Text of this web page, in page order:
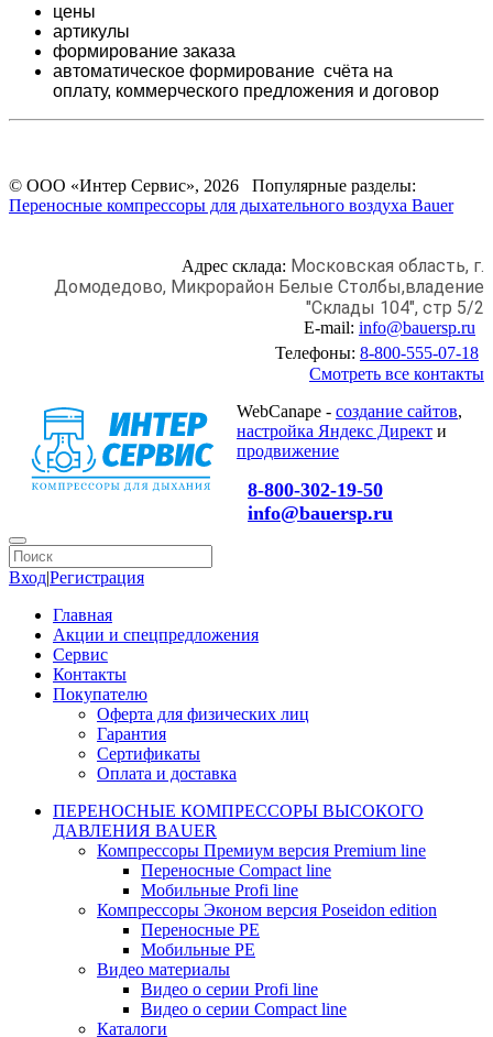
цены
артикулы
формирование заказа
автоматическое формирование счёта на
оплату, коммерческого предложения и договор
© ООО «Интер Сервис», 2026 Популярные разделы:
Переносные компрессоры для дыхательного воздуха Bauer
Адрес склада: Московская область, г.
Домодедово, Микрорайон Белые Столбы,владение
"Склады 104", стр 5/2
E-mail: info@bauersp.ru
Телефоны: 8-800-555-07-18
Смотреть все контакты
WebCanape - создание сайтов,
настройка Яндекс Директ и
продвижение
8-800-302-19-50
info@bauersp.ru
Вход|Регистрация
Главная
Акции и спецпредложения
Сервис
Контакты
Покупателю
Оферта для физических лиц
Гарантия
Сертификаты
Оплата и доставка
ПЕРЕНОСНЫЕ КОМПРЕССОРЫ ВЫСОКОГО
ДАВЛЕНИЯ BAUER
Компрессоры Премиум версия Premium line
Переносные Compact line
Мобильные Profi line
Компрессоры Эконом версия Poseidon edition
Переносные PE
Мобильные PE
Видео материалы
Видео о серии Profi line
Видео о серии Compact line
Каталоги